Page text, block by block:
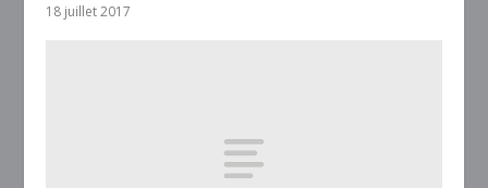
18 juillet 2017